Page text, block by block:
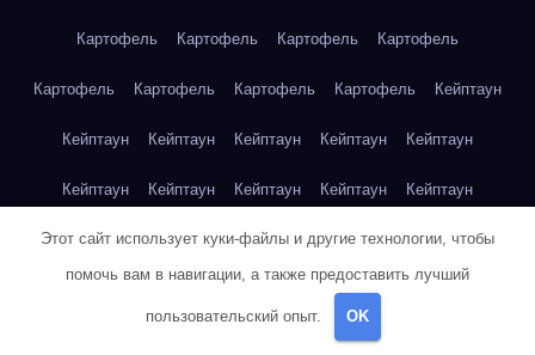
Картофель Картофель Картофель Картофель
Картофель Картофель Картофель Картофель Кейптаун
Кейптаун Кейптаун Кейптаун Кейптаун Кейптаун
Кейптаун Кейптаун Кейптаун Кейптаун Кейптаун
Кейптаун Кейптаун Кейптаун Кейптаун Кейптаун
Кейптаун
Клубника
Этот сайт использует куки-файлы и другие технологии, чтобы
помочь вам в навигации, а также предоставить лучший
пользовательский опыт. OK